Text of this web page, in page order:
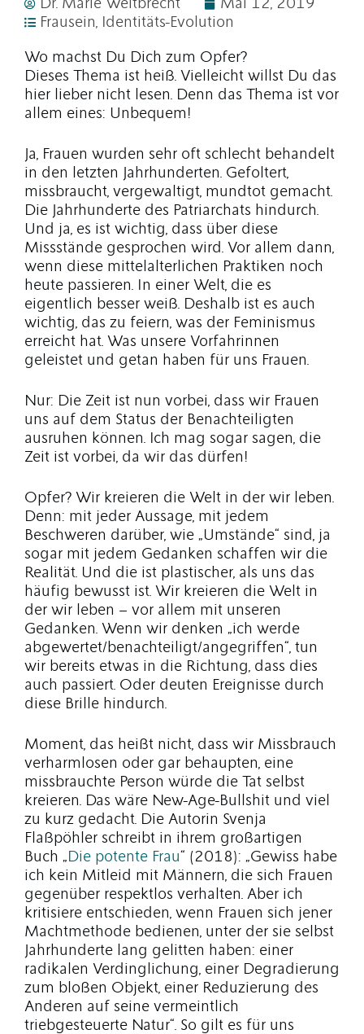
Dr. Marie Weitbrecht
Mai 12, 2019
Frausein, Identitäts-Evolution
Wo machst Du Dich zum Opfer?
Dieses Thema ist heiß. Vielleicht willst Du das
hier lieber nicht lesen. Denn das Thema ist vor
allem eines: Unbequem!
Ja, Frauen wurden sehr oft schlecht behandelt
in den letzten Jahrhunderten. Gefoltert,
missbraucht, vergewaltigt, mundtot gemacht.
Die Jahrhunderte des Patriarchats hindurch.
Und ja, es ist wichtig, dass über diese
Missstände gesprochen wird. Vor allem dann,
wenn diese mittelalterlichen Praktiken noch
heute passieren. In einer Welt, die es
eigentlich besser weiß. Deshalb ist es auch
wichtig, das zu feiern, was der Feminismus
erreicht hat. Was unsere Vorfahrinnen
geleistet und getan haben für uns Frauen.
Nur: Die Zeit ist nun vorbei, dass wir Frauen
uns auf dem Status der Benachteiligten
ausruhen können. Ich mag sogar sagen, die
Zeit ist vorbei, da wir das dürfen!
Opfer? Wir kreieren die Welt in der wir leben.
Denn: mit jeder Aussage, mit jedem
Beschweren darüber, wie „Umstände“ sind, ja
sogar mit jedem Gedanken schaffen wir die
Realität. Und die ist plastischer, als uns das
häufig bewusst ist. Wir kreieren die Welt in
der wir leben – vor allem mit unseren
Gedanken. Wenn wir denken „ich werde
abgewertet/benachteiligt/angegriffen“, tun
wir bereits etwas in die Richtung, dass dies
auch passiert. Oder deuten Ereignisse durch
diese Brille hindurch.
Moment, das heißt nicht, dass wir Missbrauch
verharmlosen oder gar behaupten, eine
missbrauchte Person würde die Tat selbst
kreieren. Das wäre New-Age-Bullshit und viel
zu kurz gedacht. Die Autorin Svenja
Flaßpöhler schreibt in ihrem großartigen
Buch „ Die potente Frau“ (2018): „Gewiss habe
ich kein Mitleid mit Männern, die sich Frauen
gegenüber respektlos verhalten. Aber ich
kritisiere entschieden, wenn Frauen sich jener
Machtmethode bedienen, unter der sie selbst
Jahrhunderte lang gelitten haben: einer
radikalen Verdinglichung, einer Degradierung
zum bloßen Objekt, einer Reduzierung des
Anderen auf seine vermeintlich
triebgesteuerte Natur“. So gilt es für uns